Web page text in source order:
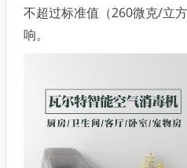
不超过标准值（260微克/立
响。